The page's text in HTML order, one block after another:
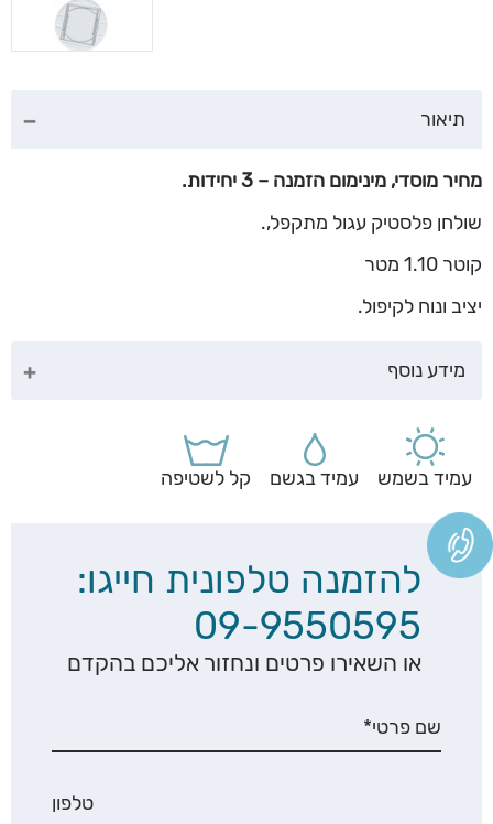
תיאור
מחיר מוסדי, מינימום הזמנה – 3 יחידות.
שולחן פלסטיק עגול מתקפל,.
קוטר 1.10 מטר
יציב ונוח לקיפול.
מידע נוסף
עמיד בשמש עמיד בגשם קל לשטיפה
להזמנה טלפונית חייגו:
09-9550595
או השאירו פרטים ונחזור אליכם בהקדם